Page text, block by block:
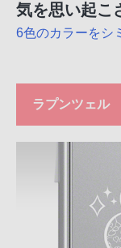
気を思い起こ
6色のカラーをシ
ラプンツェル